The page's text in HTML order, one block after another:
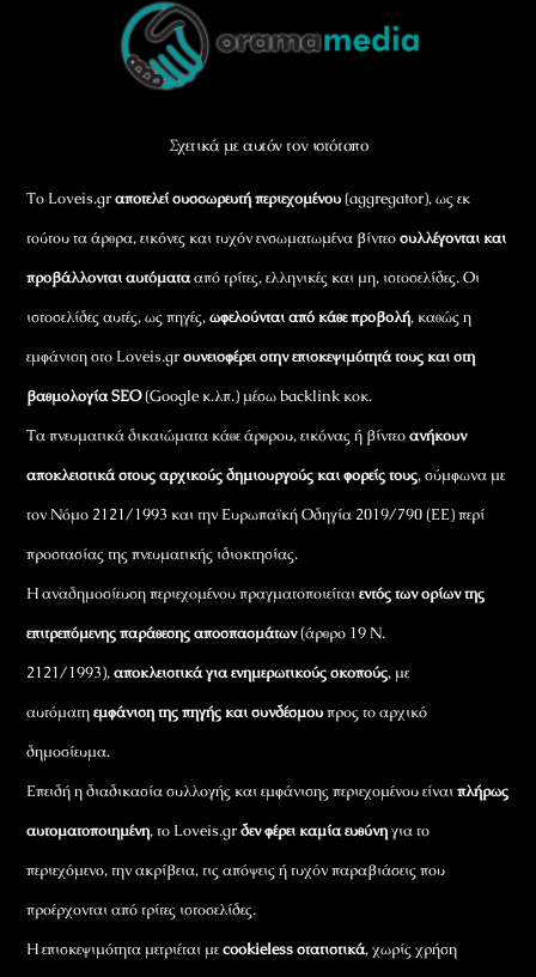
To
Σχετικά με αυτόν τον ιστότοπο
Το Loveis.grαποτελεί συσσωρευτή περιεχομένου(aggregator), ως εκ
τούτου τα άρθρα, εικόνες και τυχόν ενσωματωμένα βίντεοσυλλέγονται και
προβάλλονται αυτόματααπό τρίτες, ελληνικές και μη, ιστοσελίδες. Οι
ιστοσελίδες αυτές, ως πηγές,ωφελούνται από κάθε προβολή, καθώς η
εμφάνιση στο Loveis.grσυνεισφέρει στην επισκεψιμότητά τους και στη
βαθμολογία SEO(Google κ.λπ.) μέσω backlink κοκ.
Τα πνευματικά δικαιώματα κάθε άρθρου, εικόνας ή βίντεοανήκουν
αποκλειστικά στους αρχικούς δημιουργούς και φορείς τους, σύμφωνα με
τον Νόμο 2121/1993 και την Ευρωπαϊκή Οδηγία 2019/790 (ΕΕ) περί
προστασίας της πνευματικής ιδιοκτησίας.
Η αναδημοσίευση περιεχομένου πραγματοποιείταιεντός των ορίων της
επιτρεπόμενης παράθεσης αποσπασμάτων(άρθρο 19 Ν.
2121/1993),αποκλειστικά για ενημερωτικούς σκοπούς, με
αυτόματηεμφάνιση της πηγής και συνδέσμουπρος το αρχικό
δημοσίευμα.
Επειδή η διαδικασία συλλογής και εμφάνισης περιεχομένου είναιπλήρως
αυτοματοποιημένη, το Loveis.grδεν φέρει καμία ευθύνηγια το
περιεχόμενο, την ακρίβεια, τις απόψεις ή τυχόν παραβιάσεις που
προέρχονται από τρίτες ιστοσελίδες.
Η επισκεψιμότητα μετριέται μεcookieless στατιστικά, χωρίς χρήση